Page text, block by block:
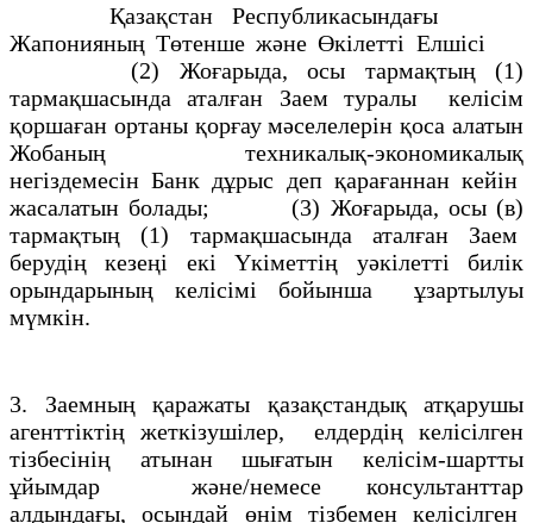
Қазақстан Республикасындағы
Жапонияның Төтенше және Өкiлеттi Елшiсi
(2) Жоғарыда, осы тармақтың (1)
тармақшасында аталған Заем туралы келiсiм
қоршаған ортаны қорғау мәселелерiн қоса алатын
Жобаның техникалық-экономикалық
негiздемесiн Банк дұрыс деп қарағаннан кейiн
жасалатын болады; (3) Жоғарыда, осы (в)
тармақтың (1) тармақшасында аталған Заем
берудiң кезеңi екi Үкiметтiң уәкiлеттi билiк
орындарының келiсiмi бойынша ұзартылуы
мүмкiн.
3. Заемның қаражаты қазақстандық атқарушы
агенттiктiң жеткiзушілер, елдердiң келiсiлген
тiзбесiнiң атынан шығатын келiсiм-шартты
ұйымдар және/немесе консультанттар
алдындағы, осындай өнiм тiзбемен келiсiлген